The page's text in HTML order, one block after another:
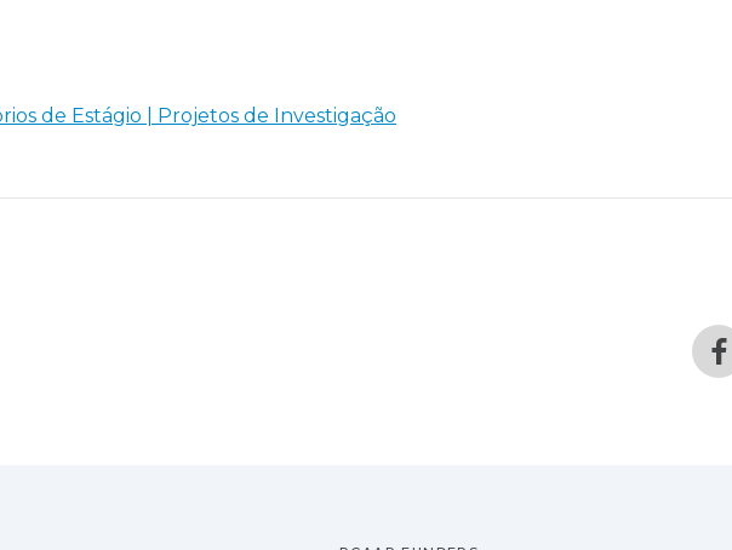
de Estágio | Projetos de Investigação